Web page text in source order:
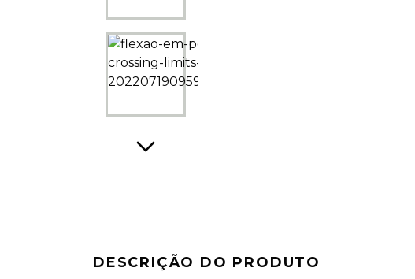
DESCRIÇÃO DO PRODUTO